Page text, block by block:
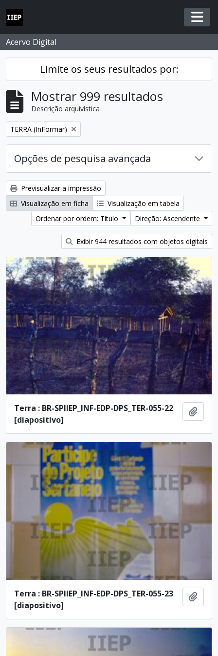
Skip to main content
Acervo Digital
Limite os seus resultados por:
Mostrar 999 resultados
Descrição arquivística
Remover filtro:
TERRA (InFormar)
Opções de pesquisa avançada
Previsualizar a impressão
Visualização em ficha
Visualização em tabela
Ordenar por ordem: Título
Direção: Ascendente
Exibir 944 resultados com objetos digitais
Terra : BR-SPIIEP_INF-EDP-DPS_TER-055-22
[diapositivo]
Terra : BR-SPIIEP_INF-EDP-DPS_TER-055-23
[diapositivo]